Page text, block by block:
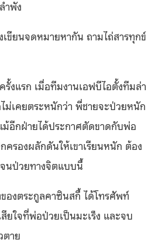
ำพัง
ขียนจดหมายหากัน ถามไถ่สารทุกข์
งแรก เมื่อทีมงานเอฟบีไอตั้งทีมล่า
ม่เคยตระหนักว่า พี่ชายจะป่วยหนัก
อีกฝ่ายได้ประกาศตัดขาดกับพ่อ
ครองผลักดันให้เขาเรียนหนัก ต้อง
นป่วยทางจิตแบบนี้
องตระกูลคาซินสกี้ ได้โทรศัพท์
ยใจที่พ่อป่วยเป็นมะเร็ง และจบ
ตาย